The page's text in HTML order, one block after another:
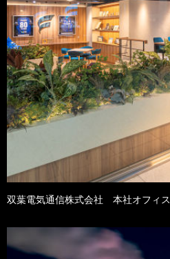
双葉電気通信株式会社 本社オフィス